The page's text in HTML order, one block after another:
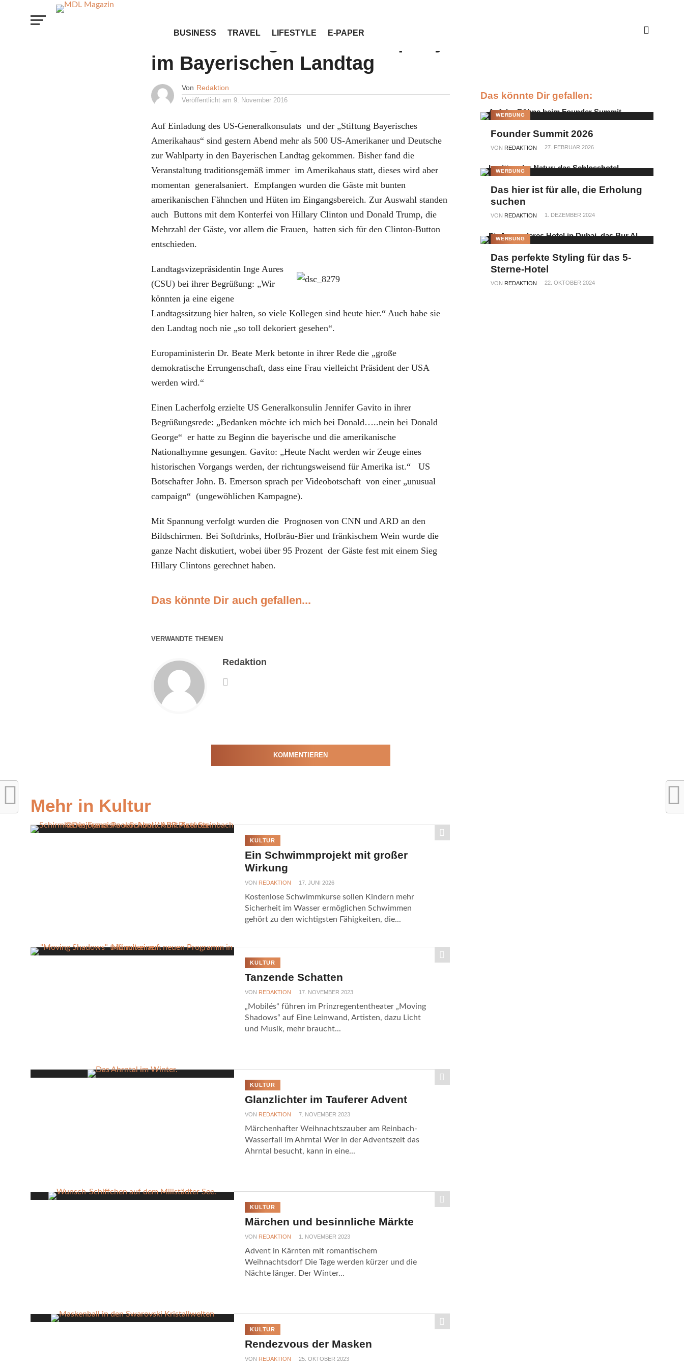
BUSINESS TRAVEL LIFESTYLE E-PAPER
Amerika hat gewählt- Wahlparty
im Bayerischen Landtag
Von Redaktion
Veröffentlicht am 9. November 2016
Auf Einladung des US-Generalkonsulats und der „Stiftung Bayerisches
Amerikahaus“ sind gestern Abend mehr als 500 US-Amerikaner und Deutsche
zur Wahlparty in den Bayerischen Landtag gekommen. Bisher fand die
Veranstaltung traditionsgemäß immer im Amerikahaus statt, dieses wird aber
momentan generalsaniert. Empfangen wurden die Gäste mit bunten
amerikanischen Fähnchen und Hüten im Eingangsbereich. Zur Auswahl standen
auch Buttons mit dem Konterfei von Hillary Clinton und Donald Trump, die
Mehrzahl der Gäste, vor allem die Frauen, hatten sich für den Clinton-Button
entschieden.
Landtagsvizepräsidentin Inge Aures
(CSU) bei ihrer Begrüßung: „Wir
könnten ja eine eigene
Landtagssitzung hier halten, so viele Kollegen sind heute hier.“ Auch habe sie
den Landtag noch nie „so toll dekoriert gesehen“.
Europaministerin Dr. Beate Merk betonte in ihrer Rede die „große
demokratische Errungenschaft, dass eine Frau vielleicht Präsident der USA
werden wird.“
Einen Lacherfolg erzielte US Generalkonsulin Jennifer Gavito in ihrer
Begrüßungsrede: „Bedanken möchte ich mich bei Donald…..nein bei Donald
George“ er hatte zu Beginn die bayerische und die amerikanische
Nationalhymne gesungen. Gavito: „Heute Nacht werden wir Zeuge eines
historischen Vorgangs werden, der richtungsweisend für Amerika ist.“ US
Botschafter John. B. Emerson sprach per Videobotschaft von einer „unusual
campaign“ (ungewöhlichen Kampagne).
Mit Spannung verfolgt wurden die Prognosen von CNN und ARD an den
Bildschirmen. Bei Softdrinks, Hofbräu-Bier und fränkischem Wein wurde die
ganze Nacht diskutiert, wobei über 95 Prozent der Gäste fest mit einem Sieg
Hillary Clintons gerechnet haben.
Das könnte Dir auch gefallen...
VERWANDTE THEMEN
Redaktion
KOMMENTIEREN
Mehr in Kultur
KULTUR
Ein Schwimmprojekt mit großer
Wirkung
VON REDAKTION 17. JUNI 2026
Kostenlose Schwimmkurse sollen Kindern mehr
Sicherheit im Wasser ermöglichen Schwimmen
gehört zu den wichtigsten Fähigkeiten, die...
KULTUR
Tanzende Schatten
VON REDAKTION 17. NOVEMBER 2023
„Mobilés“ führen im Prinzregententheater „Moving
Shadows“ auf Eine Leinwand, Artisten, dazu Licht
und Musik, mehr braucht...
KULTUR
Glanzlichter im Tauferer Advent
VON REDAKTION 7. NOVEMBER 2023
Märchenhafter Weihnachtszauber am Reinbach-
Wasserfall im Ahrntal Wer in der Adventszeit das
Ahrntal besucht, kann in eine...
KULTUR
Märchen und besinnliche Märkte
VON REDAKTION 1. NOVEMBER 2023
Advent in Kärnten mit romantischem
Weihnachtsdorf Die Tage werden kürzer und die
Nächte länger. Der Winter...
KULTUR
Rendezvous der Masken
VON REDAKTION 25. OKTOBER 2023
Das könnte Dir gefallen:
WERBUNG
Founder Summit 2026
VON REDAKTION 27. FEBRUAR 2026
WERBUNG
Das hier ist für alle, die Erholung
suchen
VON REDAKTION 1. DEZEMBER 2024
WERBUNG
Das perfekte Styling für das 5-
Sterne-Hotel
VON REDAKTION 22. OKTOBER 2024